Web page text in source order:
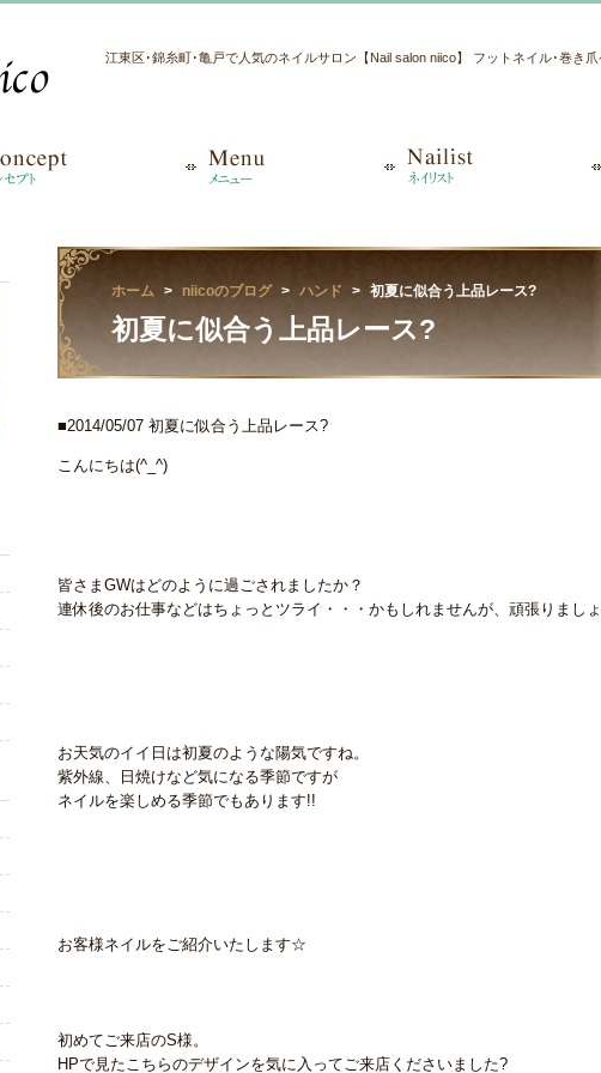
江東区･錦糸町･亀戸で人気のネイルサロン【Nail salon niico】 フットネイル･巻き
ホーム niicoのブログ ハンド 初夏に似合う上品レース?
初夏に似合う上品レース?
■2014/05/07 初夏に似合う上品レース?
こんにちは(^_^)
皆さまGWはどのように過ごされましたか？
連休後のお仕事などはちょっとツライ・・・かもしれませんが、頑張りまし
お天気のイイ日は初夏のような陽気ですね。
紫外線、日焼けなど気になる季節ですが
ネイルを楽しめる季節でもあります!!
お客様ネイルをご紹介いたします☆
初めてご来店のS様。
HPで見たこちらのデザインを気に入ってご来店くださいました?